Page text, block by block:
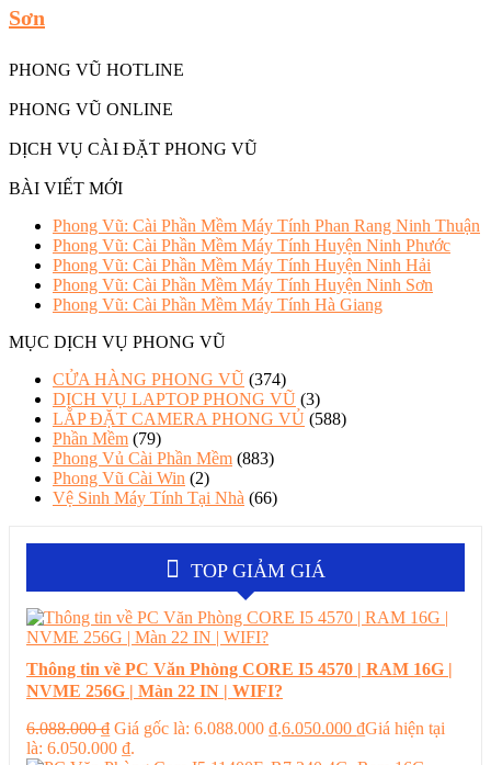
Sơn
PHONG VŨ HOTLINE
PHONG VŨ ONLINE
DỊCH VỤ CÀI ĐẶT PHONG VŨ
BÀI VIẾT MỚI
Phong Vũ: Cài Phần Mềm Máy Tính Phan Rang Ninh Thuận
Phong Vũ: Cài Phần Mềm Máy Tính Huyện Ninh Phước
Phong Vũ: Cài Phần Mềm Máy Tính Huyện Ninh Hải
Phong Vũ: Cài Phần Mềm Máy Tính Huyện Ninh Sơn
Phong Vũ: Cài Phần Mềm Máy Tính Hà Giang
MỤC DỊCH VỤ PHONG VŨ
CỬA HÀNG PHONG VŨ (374)
DỊCH VỤ LAPTOP PHONG VŨ (3)
LẮP ĐẶT CAMERA PHONG VỦ (588)
Phần Mềm (79)
Phong Vủ Cài Phần Mềm (883)
Phong Vũ Cài Win (2)
Vệ Sinh Máy Tính Tại Nhà (66)
TOP GIẢM GIÁ
Thông tin về PC Văn Phòng CORE I5 4570 | RAM 16G |
NVME 256G | Màn 22 IN | WIFI?
6.088.000₫ Giá gốc là: 6.088.000 ₫.6.050.000 ₫Giá hiện tại
là: 6.050.000 ₫.